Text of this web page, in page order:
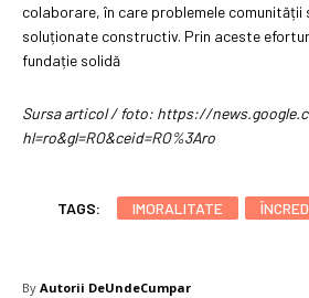
colaborare, în care problemele
soluționate constructiv. Prin aceste
fundație solidă
Sursa articol / foto: https://
hl=ro&gl=RO&ceid=RO%3Aro
TAGS: IMORALITATE
By Autorii DeUndeCumpar